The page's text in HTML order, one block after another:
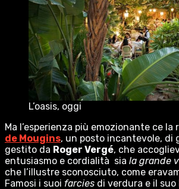
L’oasis, oggi
Ma l’esperienza più emozionante ce la
de Mougins, un posto incantevole, di
gestito da Roger Vergé, che
entusiasmo e cordialità sia la grande
che l’illustre sconosciuto, come
Famosi i suoi farcies di verdura e il suo